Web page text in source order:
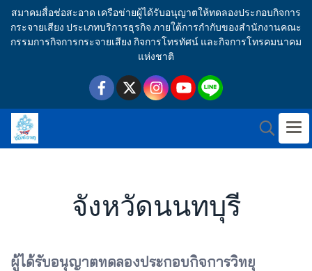
สมาคมสื่อช่อสะอาด เครือข่ายผู้ได้รับอนุญาตให้ทดลองประกอบกิจการ
กระจายเสียง ประเภทบริการธุรกิจ ภายใต้การกำกับของสำนักงานคณะ
กรรมการกิจการกระจายเสียง กิจการโทรทัศน์ และกิจการโทรคมนาคม
แห่งชาติ
จังหวัดนนทบุรี
ผู้ได้รับอนุญาตทดลองประกอบกิจการวิทยุ